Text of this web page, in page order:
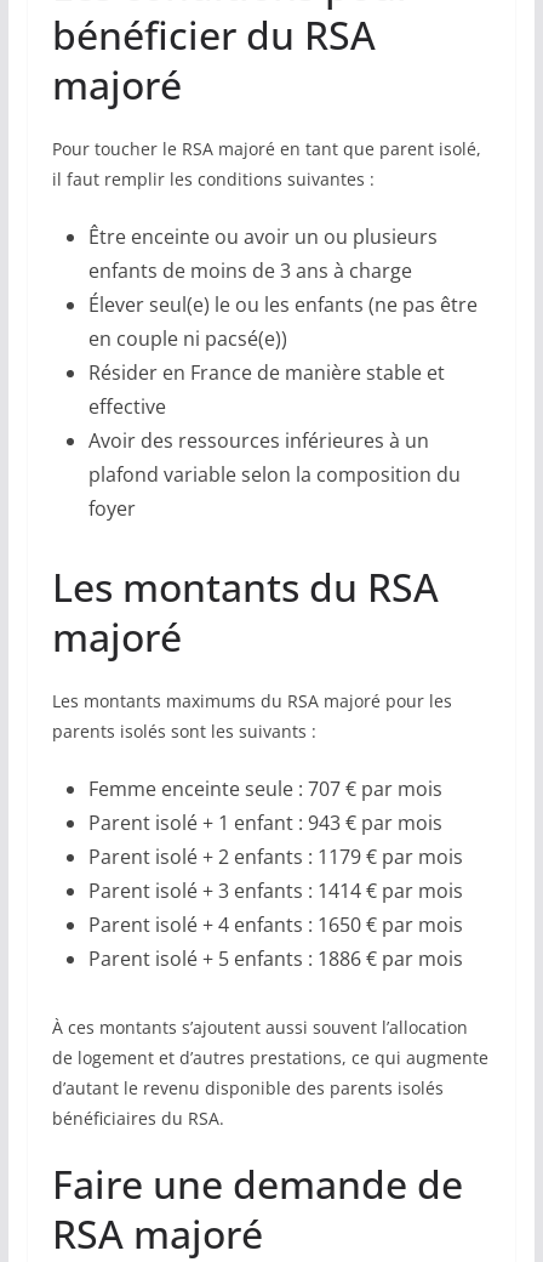
bénéficier du RSA
majoré
Pour toucher le RSA majoré en tant que parent isolé,
il faut remplir les conditions suivantes :
Être enceinte ou avoir un ou plusieurs
enfants de moins de 3 ans à charge
Élever seul(e) le ou les enfants (ne pas être
en couple ni pacsé(e))
Résider en France de manière stable et
effective
Avoir des ressources inférieures à un
plafond variable selon la composition du
foyer
Les montants du RSA
majoré
Les montants maximums du RSA majoré pour les
parents isolés sont les suivants :
Femme enceinte seule : 707 € par mois
Parent isolé + 1 enfant : 943 € par mois
Parent isolé + 2 enfants : 1179 € par mois
Parent isolé + 3 enfants : 1414 € par mois
Parent isolé + 4 enfants : 1650 € par mois
Parent isolé + 5 enfants : 1886 € par mois
À ces montants s’ajoutent aussi souvent l’allocation
de logement et d’autres prestations, ce qui augmente
d’autant le revenu disponible des parents isolés
bénéficiaires du RSA.
Faire une demande de
RSA majoré